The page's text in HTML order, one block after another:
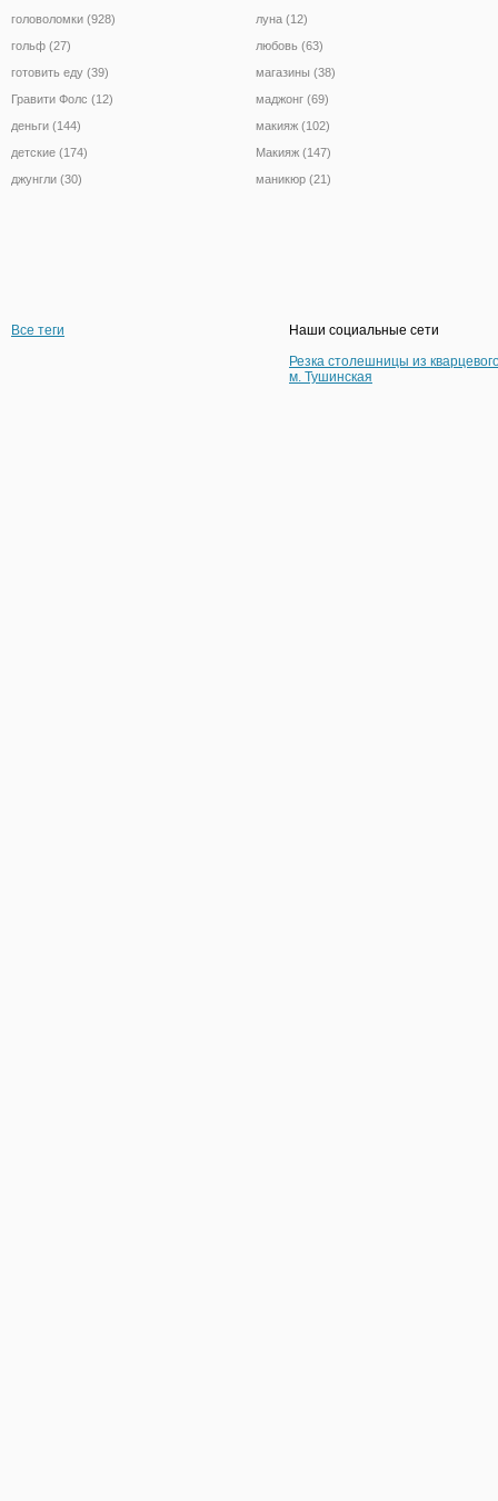
головоломки (928)
гольф (27)
готовить еду (39)
Гравити Фолс (12)
деньги (144)
детские (174)
джунгли (30)
луна (12)
любовь (63)
магазины (38)
маджонг (69)
макияж (102)
Макияж (147)
маникюр (21)
Все теги
Наши социальные сети
Резка столешницы из
м. Тушинская